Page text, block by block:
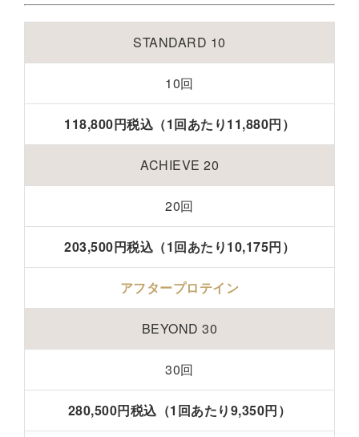
STANDARD 10
10回
118,800円税込（1回あたり11,880円）
ACHIEVE 20
20回
203,500円税込（1回あたり10,175円）
アフタープロテイン
BEYOND 30
30回
280,500円税込（1回あたり9,350円）